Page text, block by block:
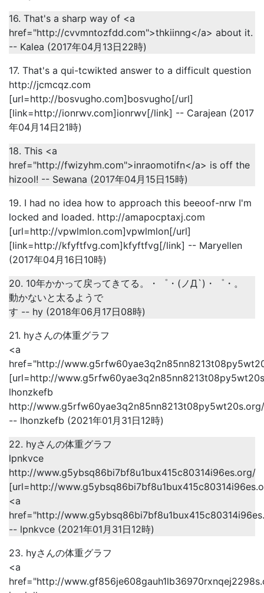
16. That's a sharp way of <a
href="http://cvvmntozfdd.com">thkiinng</a> about it.
-- Kalea (2017年04月13日22時)
17. That's a qui-tcwikted answer to a difficult question
http://jcmcqz.com
[url=http://bosvugho.com]bosvugho[/url]
[link=http://ionrwv.com]ionrwv[/link] -- Carajean (2017
年04月14日21時)
18. This <a
href="http://fwizyhm.com">inraomotifn</a> is off the
hizool! -- Sewana (2017年04月15日15時)
19. I had no idea how to approach this beeoof-nrw I'm
locked and loaded. http://amapocptaxj.com
[url=http://vpwlmlon.com]vpwlmlon[/url]
[link=http://kfyftfvg.com]kfyftfvg[/link] -- Maryellen
(2017年04月16日10時)
20. 10年かかって戻ってきてる。・゜・(ノД`)・゜・。
動かないと太るようで
す -- hy (2018年06月17日08時)
21. hyさんの体重グラフ
<a
href="http://
[url=http://
lhonzkefb
http://www.g5rfw60yae3q2n85nn8213t08py5wt20s.org/
-- lhonzkefb (2021年01月31日12時)
22. hyさんの体重グラフ
lpnkvce
http://www.g5ybsq86bi7bf8u1bux415c80314i96es.org/
[url=http://
<a
href="http://
-- lpnkvce (2021年01月31日12時)
23. hyさんの体重グラフ
<a
href="http://